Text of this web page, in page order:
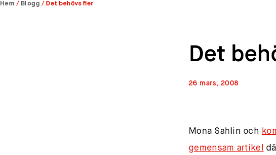
Hem / Blogg / Det behövs fler
Det
26 mars, 2008
Mona Sahlin och
gemensam artikel